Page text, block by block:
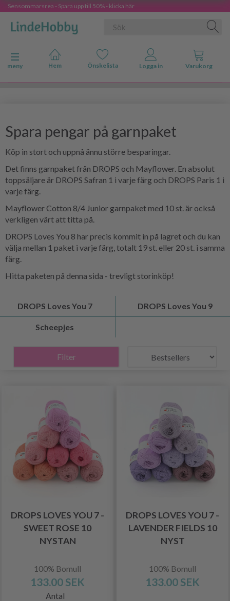
Sensommarsrea - Spara upp till 50% - klicka här
Ändra navigering
meny
Spara pengar på garnpaket
Köp in stort och uppnå ännu större besparingar.
Det finns garnpaket från DROPS och Mayflower. En absolut
toppsäljare är DROPS Safran 1 i varje färg och DROPS Paris 1 i
varje färg.
Mayflower Cotton 8/4 Junior garnpaket med 10 st. är också
verkligen värt att titta på.
DROPS Loves You 8 har precis kommit in på lagret och du kan
välja mellan 1 paket i varje färg, totalt 19 st. eller 20 st. i samma
färg.
Hitta paketen på denna sida - trevligt storinköp!
DROPS Loves You 7 DROPS Loves You 9
Scheepjes
Filter
DROPS LOVES YOU 7 -
SWEET ROSE 10
NYSTAN
100% Bomull
133.00 SEK
Antal
DROPS LOVES YOU 7 -
LAVENDER FIELDS 10
NYST
100% Bomull
133.00 SEK